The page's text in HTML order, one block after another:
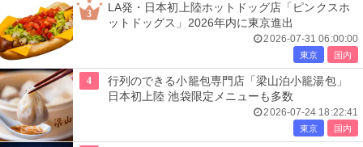
3
LA発・日本初上陸ホットドッグ店「ピンクスホ
ットドッグス」2026年内に東京進出
2026-07-31 06:00:00
東京 国内
4
行列のできる小籠包専門店「梁山泊小籠湯包」
日本初上陸 池袋限定メニューも多数
2026-07-24 18:22:41
東京 国内